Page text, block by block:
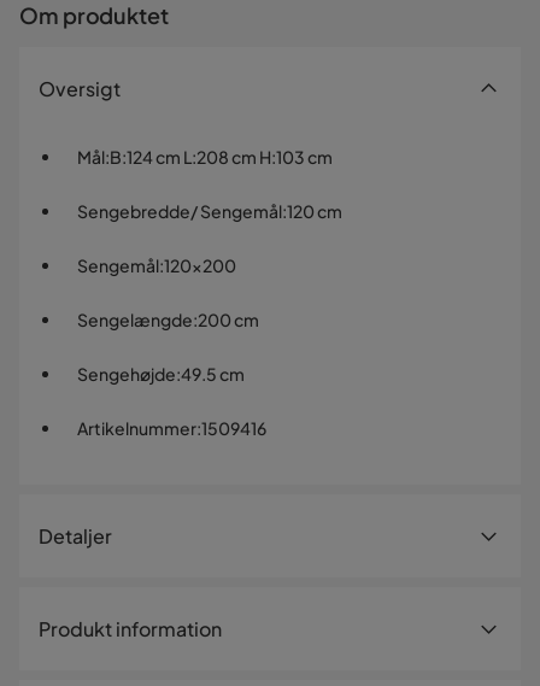
Om produktet
Oversigt
Mål:B:124 cm L:208 cm H:103 cm
Sengebredde/ Sengemål:120 cm
Sengemål:120x200
Sengelængde:200 cm
Sengehøjde:49.5 cm
Artikelnummer:1509416
Detaljer
Størrelse
Produkt information